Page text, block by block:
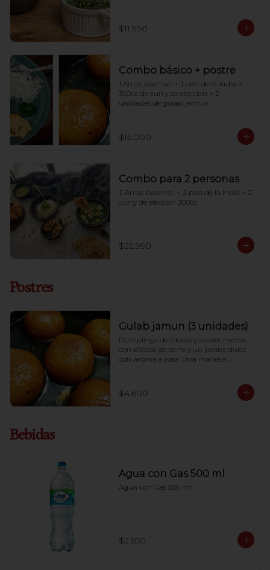
$11.990
Combo básico + postre
1 Arroz basmati + 1 pan de la india +
300cc de curry de eleccion + 2
unidades de gulab jamun.
$15.000
Combo para 2 personas
2 Arroz basmati + 2 pan de la india + 2
curry de eleccion 300cc  .
$22.990
Postres
Gulab jamun (3 unidades)
Dumplings deliciosas y suaves hechas
con sólidos de leche y un jarabe dulce
con aroma a rosa. Una manera
$4.600
Bebidas
Agua con Gas 500 ml
Agua con Gas 500 ml
$2.100